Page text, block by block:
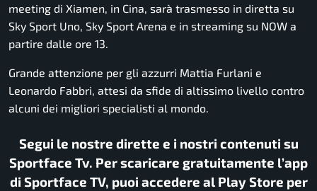
meeting di Xiamen, in Cina, sarà trasmesso in diretta su
Sky Sport Uno, Sky Sport Arena e in streaming su NOW a
partire dalle ore 13.
Grande attenzione per gli azzurri Mattia Furlani e
Leonardo Fabbri, attesi da sfide di altissimo livello contro
alcuni dei migliori specialisti al mondo.
Segui le nostre dirette e i nostri contenuti su
Sportface Tv. Per scaricare gratuitamente l’app
di Sportface TV, puoi accedere al Play Store per